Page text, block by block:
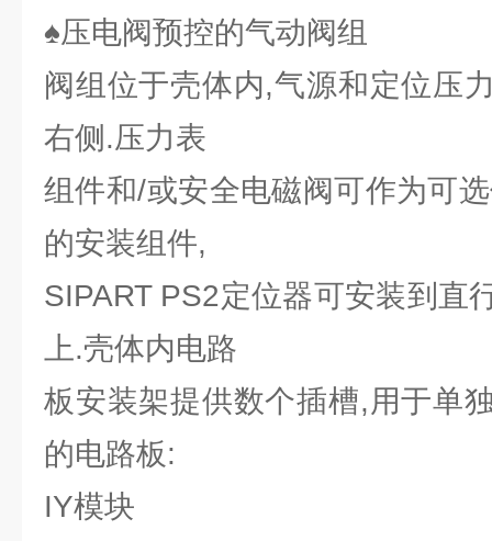
♠压电阀预控的气动阀组
阀组位于壳体内,气源和定位压
右侧.压力表
组件和/或安全电磁阀可作为可
的安装组件,
SIPART PS2定位器可安装到直
上.壳体内电路
板安装架提供数个插槽,用于单
的电路板:
IY模块